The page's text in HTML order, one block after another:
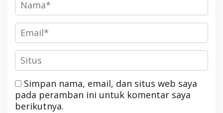
Simpan nama, email, dan situs web saya
pada peramban ini untuk komentar saya
berikutnya.